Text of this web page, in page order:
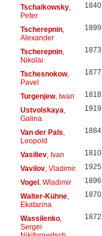
Tschaikowsky,
Peter
1840
Tscherepnin,
Alexander
1899
Tscherepnin,
Nikolai
1873
Tschesnokow,
Pavel
1877
Turgenjew, Iwan 1818
Ustvolskaya
Galina
1919
Van der Pals
Leopold
1884
Vasiliev, Ivan 1810
Vavilov, Vladimir 1925
Vogel, Wladimir 1896
Walter-Kühne,
Ekatarina
1870
Wassilenko,
Sergei
1872